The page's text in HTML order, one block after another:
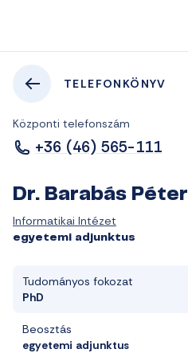
TELEFONKÖNYV
Központi telefonszám
+36 (46) 565-111
Dr. Barabás Péter
Informatikai Intézet
egyetemi adjunktus
Tudományos fokozat
PhD
Beosztás
egyetemi adjunktus